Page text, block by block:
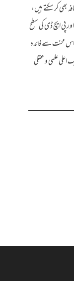
کر سکتے ہیں،
پی ایچ ڈی کی سطح
اس محنت سے فائدہ
علمی وعقلی